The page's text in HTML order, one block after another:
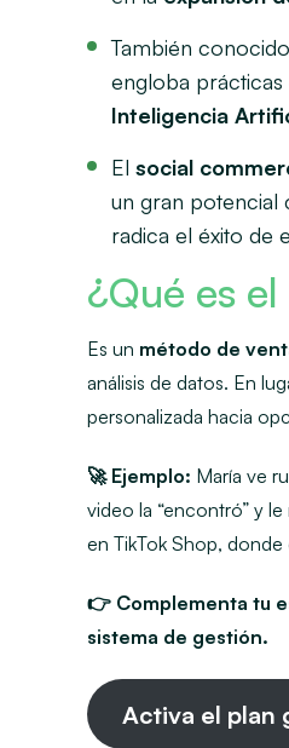
También
engloba prácticas
Inteligencia
El social
un gran
radica el éxito de
¿Qué es
Es un método de
análisis de datos. En
personalizada hacia
🚀 Ejemplo: María ve
video la “encontró” y
en TikTok Shop,
👉 Complementa tu
sistema de gestión.
Activa el plan